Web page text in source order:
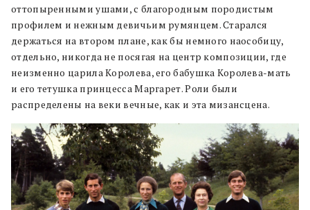
оттопыренными ушами, с благородным породистым
профилем и нежным девичьим румянцем. Старался
держаться на втором плане, как бы немного наособицу,
отдельно, никогда не посягая на центр композиции, где
неизменно царила Королева, его бабушка Королева-мать
и его тетушка принцесса Маргарет. Роли были
распределены на веки вечные, как и эта мизансцена.